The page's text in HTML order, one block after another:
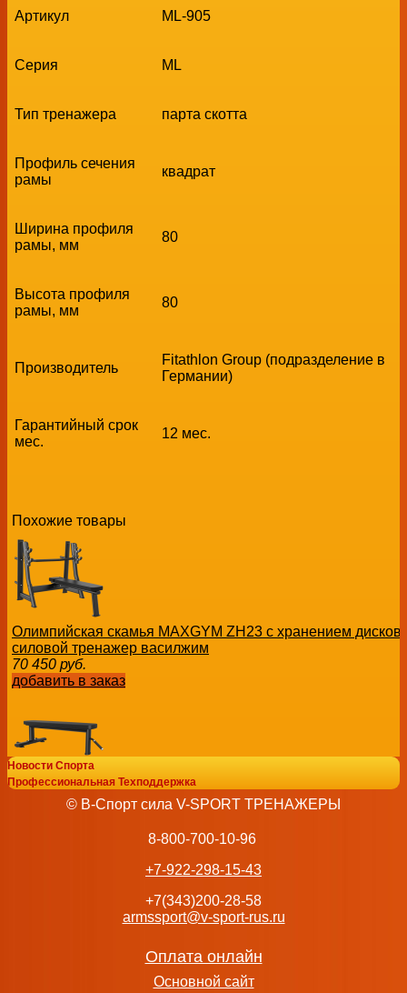
Артикул ML-905
Серия ML
Тип тренажера парта скотта
Профиль сечения
рамы
квадрат
Ширина профиля
рамы, мм
80
Высота профиля
рамы, мм
80
Производитель
Fitathlon Group (подразделение в
Германии)
Гарантийный срок
мес.
12 мес.
Похожие товары
Олимпийская скамья MAXGYM ZH23 с хранением
cиловой тренажер василжим
70 450 руб.
добавить в заказ
Горизонтальная скамья MAXGYM ZH36
роспитспорт
GLT PL03 «Жим от плеч» купить тренажеры для
Новости Спорта
Профессиональная Техподдержка
© В-Спорт сила V-SPORT ТРЕНАЖЕРЫ
8-800-700-10-96
+7-922-298-15-43
+7(343)200-28-58
armssport@v-sport-rus.ru
Оплата онлайн
Основной сайт